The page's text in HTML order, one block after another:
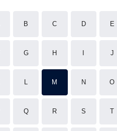
B C D E
G H J
L M N O
Q R S T